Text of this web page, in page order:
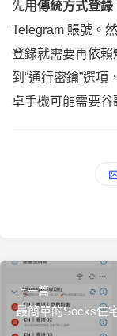
先用傳統方式登錄
Telegram 賬號。
登錄就需要再依
到“通行密鑰”選
卓手機可能需要谷
上一篇
最簡單的Socks住